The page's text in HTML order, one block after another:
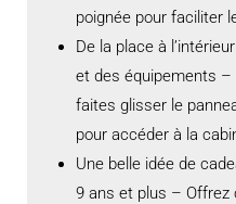
poignée pour faciliter
De la place à
et des équipements –
faites glisser le
pour accéder à la
Une belle idée de
9 ans et plus –